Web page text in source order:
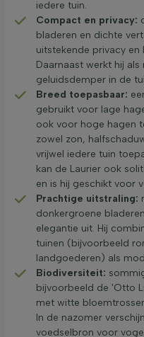
iedere tuin.
Compact en privacy:
bladeren en dichte
uitstekende privacy en
Daarnaast werkt hij
geluidsdemper in de
Breed toepasbaar:
gebruikt voor lage
ook voor hoge hagen
zowel zon,
vrijwel iedere tuin
kan de Laurier ook
en is hij geschikt voor
Prachtige uitstraling:
donkergroene
elegantie uit. Hij
tuinen (bijvoorbeeld
landgoederen) als
Biodiversiteit:
bijvoorbeeld de 'Otto
met witte
In de nazomer
voedselbron voor